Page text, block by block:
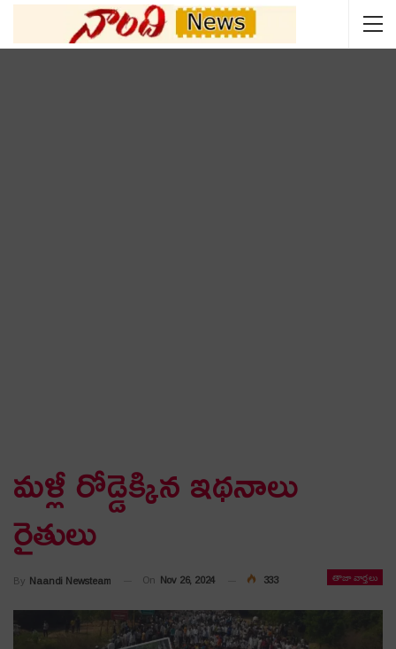
మ‌ళ్లీ రోడ్డెక్కిన ఇథ‌నాలు
రైతులు
తాజా వార్తలు
By Naandi Newsteam On Nov 26, 2024 333